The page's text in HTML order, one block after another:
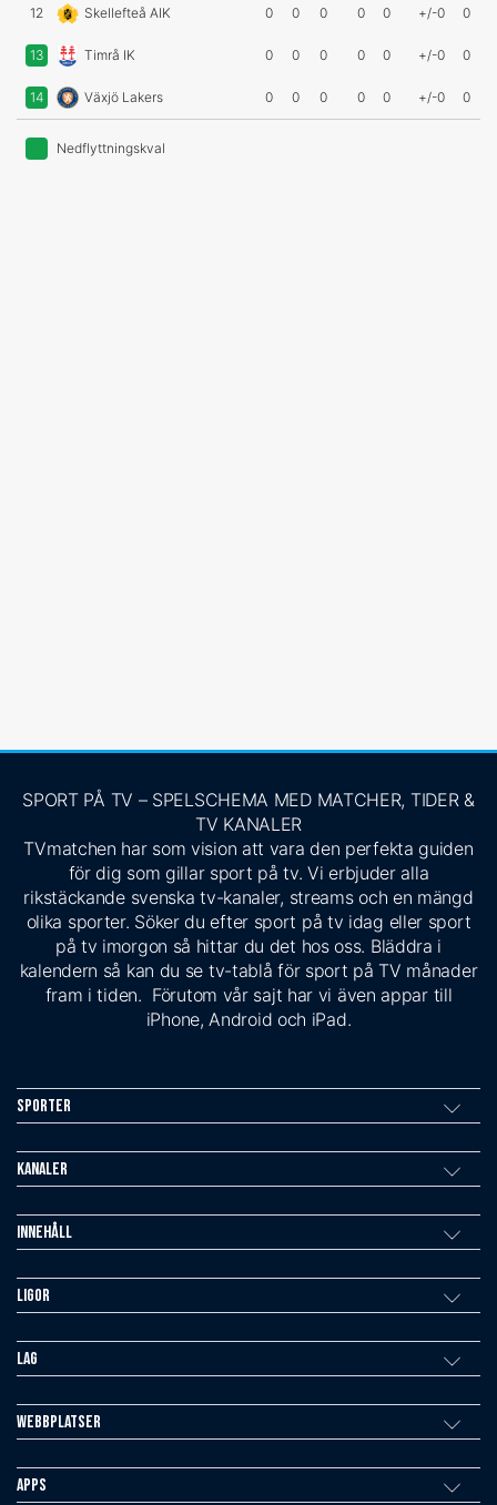
12 Skellefteå AIK 0 0 0 0 0 +/-0 0
13 Timrå IK 0 0 0 0 0 +/-0 0
14 Växjö Lakers 0 0 0 0 0 +/-0 0
Nedflyttningskval
SPORT PÅ TV – SPELSCHEMA MED MATCHER, TIDER &
TV KANALER
TVmatchen har som vision att vara den perfekta guiden
för dig som gillar sport på tv. Vi erbjuder alla
rikstäckande svenska tv-kanaler, streams och en mängd
olika sporter. Söker du efter sport på tv idag eller sport
på tv imorgon så hittar du det hos oss. Bläddra i
kalendern så kan du se tv-tablå för sport på TV månader
fram i tiden. Förutom vår sajt har vi även appar till
iPhone, Android och iPad.
Sporter
Kanaler
Innehåll
Ligor
Lag
Webbplatser
Apps